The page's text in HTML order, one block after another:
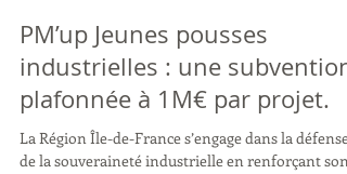
6 juin 2023
PM’up Jeunes pousses
industrielles : une subvention
plafonnée à 1M€ par projet.